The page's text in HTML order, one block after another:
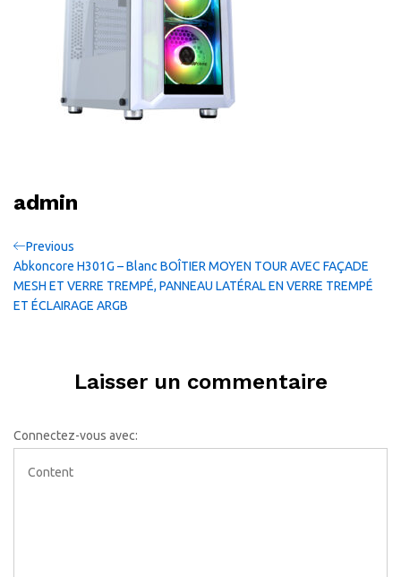
admin
Navigation
de
l’article
Previous
Post
Previous
Abkoncore H301G – Blanc BOÎTIER MOYEN TOUR AVEC FAÇADE
MESH ET VERRE TREMPÉ, PANNEAU LATÉRAL EN VERRE TREMPÉ
ET ÉCLAIRAGE ARGB
Laisser un commentaire
Connectez-vous avec: